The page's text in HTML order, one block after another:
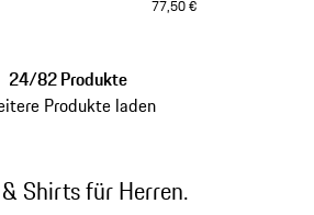
77,50 €
24/82 Produkte
Produkte laden
Shirts für Herren.